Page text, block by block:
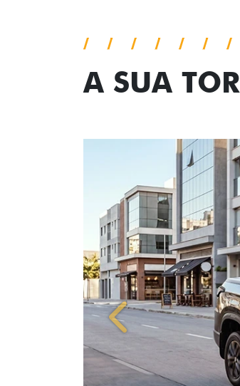
A SUA
Anterior